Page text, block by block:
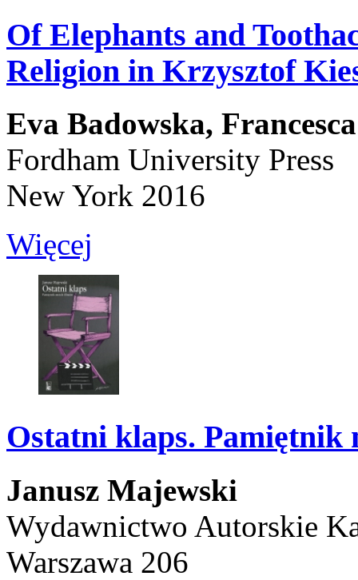
Of Elephants and
Religion in Krzysztof
Eva Badowska,
Fordham University Press
New York 2016
Więcej
Ostatni klaps. Pamiętnik
Janusz Majewski
Wydawnictwo Autorskie
Warszawa 206